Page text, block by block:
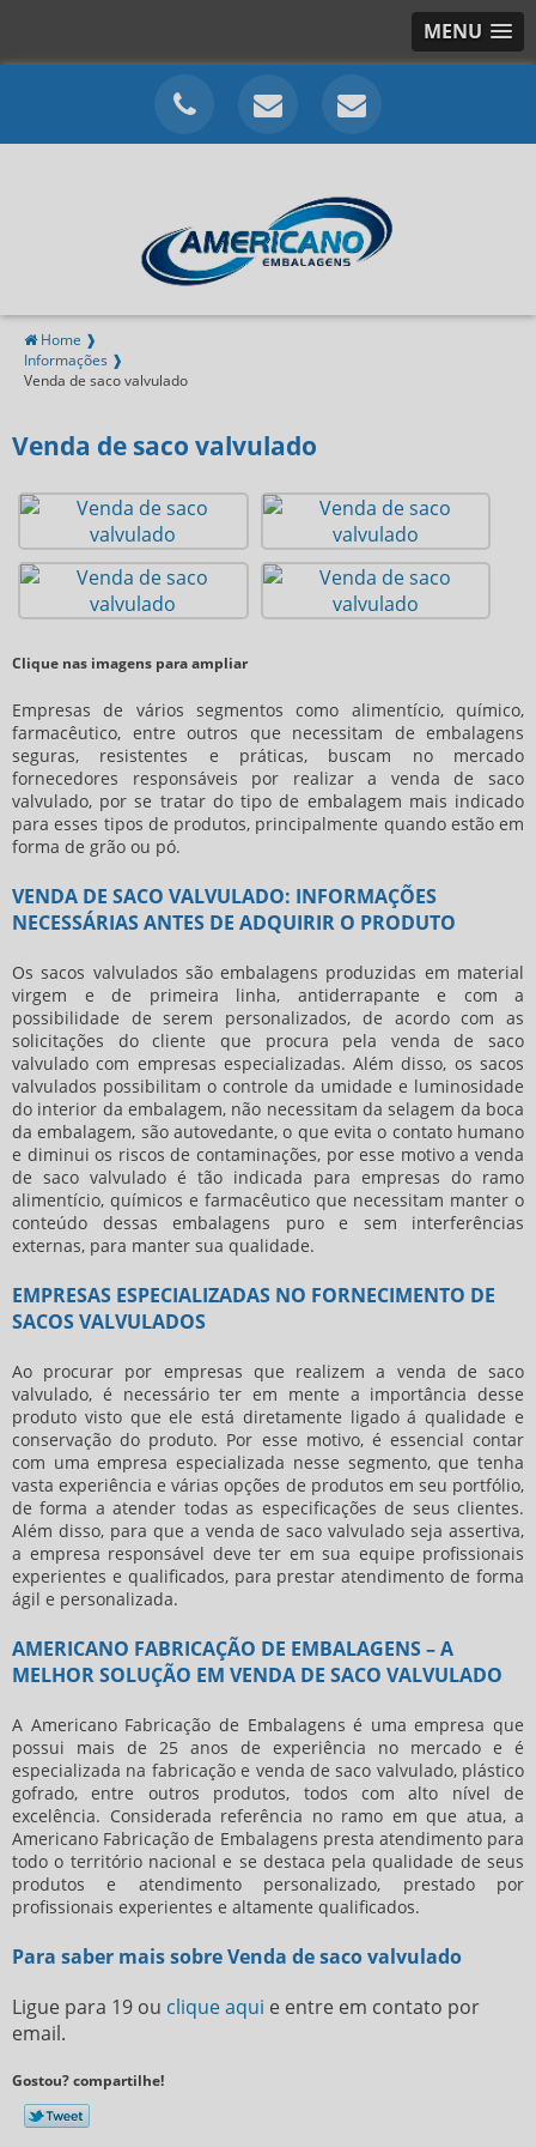
MENU
Home ❱
Informações ❱
Venda de saco valvulado
Venda de saco valvulado
Clique nas imagens para ampliar
Empresas de vários segmentos como alimentício, químico,
farmacêutico, entre outros que necessitam de embalagens
seguras, resistentes e práticas, buscam no mercado
fornecedores responsáveis por realizar a venda de saco
valvulado, por se tratar do tipo de embalagem mais indicado
para esses tipos de produtos, principalmente quando estão em
forma de grão ou pó.
VENDA DE SACO VALVULADO: INFORMAÇÕES
NECESSÁRIAS ANTES DE ADQUIRIR O PRODUTO
Os sacos valvulados são embalagens produzidas em material
virgem e de primeira linha, antiderrapante e com a
possibilidade de serem personalizados, de acordo com as
solicitações do cliente que procura pela venda de saco
valvulado com empresas especializadas. Além disso, os sacos
valvulados possibilitam o controle da umidade e luminosidade
do interior da embalagem, não necessitam da selagem da boca
da embalagem, são autovedante, o que evita o contato humano
e diminui os riscos de contaminações, por esse motivo a venda
de saco valvulado é tão indicada para empresas do ramo
alimentício, químicos e farmacêutico que necessitam manter o
conteúdo dessas embalagens puro e sem interferências
externas, para manter sua qualidade.
EMPRESAS ESPECIALIZADAS NO FORNECIMENTO DE
SACOS VALVULADOS
Ao procurar por empresas que realizem a venda de saco
valvulado, é necessário ter em mente a importância desse
produto visto que ele está diretamente ligado á qualidade e
conservação do produto. Por esse motivo, é essencial contar
com uma empresa especializada nesse segmento, que tenha
vasta experiência e várias opções de produtos em seu portfólio,
de forma a atender todas as especificações de seus clientes.
Além disso, para que a venda de saco valvulado seja assertiva,
a empresa responsável deve ter em sua equipe profissionais
experientes e qualificados, para prestar atendimento de forma
ágil e personalizada.
AMERICANO FABRICAÇÃO DE EMBALAGENS – A
MELHOR SOLUÇÃO EM VENDA DE SACO VALVULADO
A Americano Fabricação de Embalagens é uma empresa que
possui mais de 25 anos de experiência no mercado e é
especializada na fabricação e venda de saco valvulado, plástico
gofrado, entre outros produtos, todos com alto nível de
excelência. Considerada referência no ramo em que atua, a
Americano Fabricação de Embalagens presta atendimento para
todo o território nacional e se destaca pela qualidade de seus
produtos e atendimento personalizado, prestado por
profissionais experientes e altamente qualificados.
Para saber mais sobre Venda de saco valvulado
Ligue para 19 ou clique aqui e entre em contato por
email.
Gostou? compartilhe!